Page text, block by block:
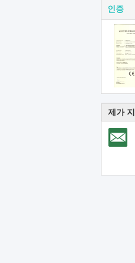
인증
제가